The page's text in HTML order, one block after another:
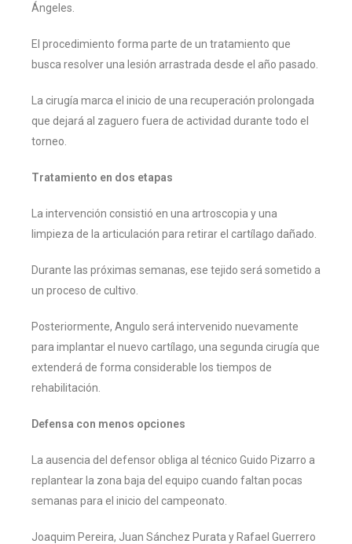
Ángeles.
El procedimiento forma parte de un tratamiento que
busca resolver una lesión arrastrada desde el año pasado.
La cirugía marca el inicio de una recuperación prolongada
que dejará al zaguero fuera de actividad durante todo el
torneo.
Tratamiento en dos etapas
La intervención consistió en una artroscopia y una
limpieza de la articulación para retirar el cartílago dañado.
Durante las próximas semanas, ese tejido será sometido a
un proceso de cultivo.
Posteriormente, Angulo será intervenido nuevamente
para implantar el nuevo cartílago, una segunda cirugía que
extenderá de forma considerable los tiempos de
rehabilitación.
Defensa con menos opciones
La ausencia del defensor obliga al técnico Guido Pizarro a
replantear la zona baja del equipo cuando faltan pocas
semanas para el inicio del campeonato.
Joaquim Pereira, Juan Sánchez Purata y Rafael Guerrero